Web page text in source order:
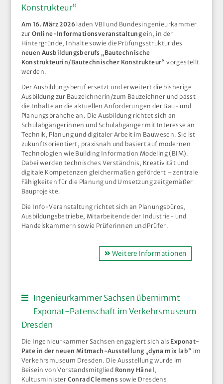
Konstrukteur“
Am 16. März 2026laden VBI und Bundesingenieurkammer
zurOnline-Informationsveranstaltungein, in der
Hintergründe, Inhalte sowie die Prüfungsstruktur des
neuen Ausbildungsberufs „Bautechnische
Konstrukteurin/Bautechnischer Konstrukteur“vorgestellt
werden.
Der Ausbildungsberuf ersetzt und erweitert die bisherige
Ausbildung zur Bauzeichnerin/zum Bauzeichner und passt
die Inhalte an die aktuellen Anforderungen der Bau- und
Planungsbranche an. Die Ausbildung richtet sich an
Schulabgängerinnen und Schulabgänger mit Interesse an
Technik, Planung und digitaler Arbeit im Bauwesen. Sie ist
zukunftsorientiert, praxisnah und basiert auf modernen
Technologien wie Building Information Modeling (BIM).
Dabei werden technisches Verständnis, Kreativität und
digitale Kompetenzen gleichermaßen gefördert – zentrale
Fähigkeiten für die Planung und Umsetzung zeitgemäßer
Bauprojekte.
Die Info-Veranstaltung richtet sich an Planungsbüros,
Ausbildungsbetriebe, Mitarbeitende der Industrie- und
Handelskammern sowie Prüferinnen und Prüfer.
Weitere Informationen
Ingenieurkammer Sachsen übernimmt
Exponat-Patenschaft im Verkehrsmuseum
Dresden
Die Ingenieurkammer Sachsen engagiert sich als Exponat-
Pate in der neuen Mitmach-Ausstellung „dyna mix lab“ im
Verkehrsmuseum Dresden. Die Ausstellung wurde im
Beisein von Vorstandsmitglied Ronny Hänel,
Kultusminister Conrad Clemens sowie Dresdens